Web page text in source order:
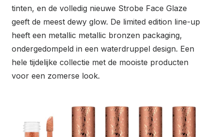
tinten, en de volledig nieuwe Strobe Face Glaze
geeft de meest dewy glow. De limited edition line-up
heeft een metallic metallic bronzen packaging,
ondergedompeld in een waterdruppel design. Een
hele tijdelijke collectie met de mooiste producten
voor een zomerse look.